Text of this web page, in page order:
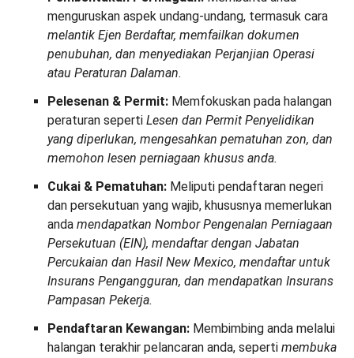
menguruskan aspek undang-undang, termasuk cara
melantik Ejen Berdaftar, memfailkan dokumen
penubuhan, dan menyediakan Perjanjian Operasi
atau Peraturan Dalaman.
Pelesenan & Permit: Memfokuskan pada halangan
peraturan seperti Lesen dan Permit Penyelidikan
yang diperlukan, mengesahkan pematuhan zon, dan
memohon lesen perniagaan khusus anda.
Cukai & Pematuhan: Meliputi pendaftaran negeri
dan persekutuan yang wajib, khususnya memerlukan
anda mendapatkan Nombor Pengenalan Perniagaan
Persekutuan (EIN), mendaftar dengan Jabatan
Percukaian dan Hasil New Mexico, mendaftar untuk
Insurans Pengangguran, dan mendapatkan Insurans
Pampasan Pekerja.
Pendaftaran Kewangan: Membimbing anda melalui
halangan terakhir pelancaran anda, seperti membuka